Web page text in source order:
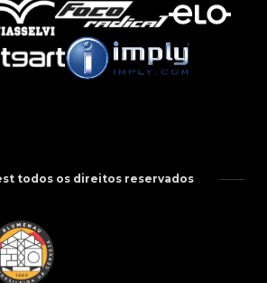
todos os direitos reservados